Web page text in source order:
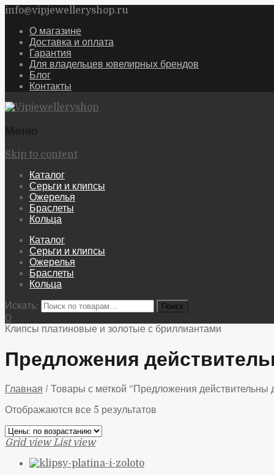
info@vipjewelleryshop.ru
О магазине
Доставка и оплата
Гарантия
Для владельцев ювелирных брендов
Блог
Контакты
Skip to content
Каталог
Серьги и клипсы
Ожерелья
Браслеты
Кольца
Каталог
Серьги и клипсы
Ожерелья
Браслеты
Кольца
Искать:
0
Клипсы платиновые и золотые с бриллиантами
Предложения
Главная / Товары с меткой “Предложения действительны
Отображаются все 5 результатов
Grid view List view